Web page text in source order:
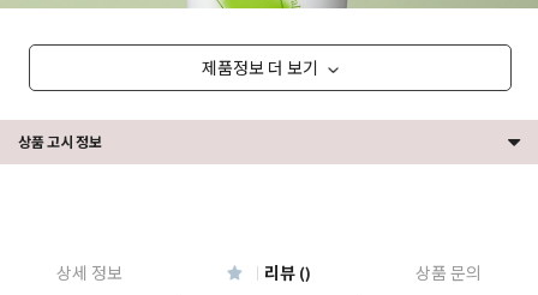
제품정보 더 보기
상품 고시 정보
상세 정보 리뷰 () 상품 문의